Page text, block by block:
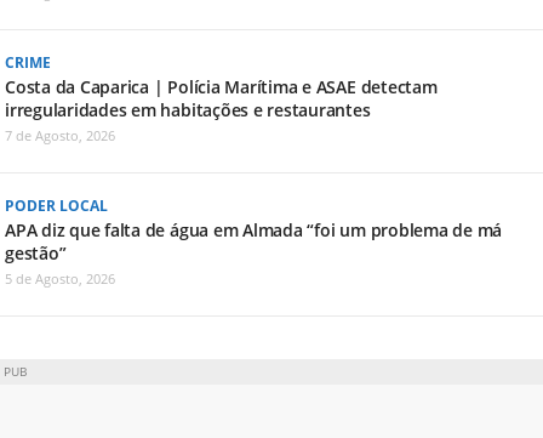
CRIME
Costa da Caparica | Polícia Marítima e ASAE detectam
irregularidades em habitações e restaurantes
7 de Agosto, 2026
PODER LOCAL
APA diz que falta de água em Almada “foi um problema de má
gestão”
5 de Agosto, 2026
PUB